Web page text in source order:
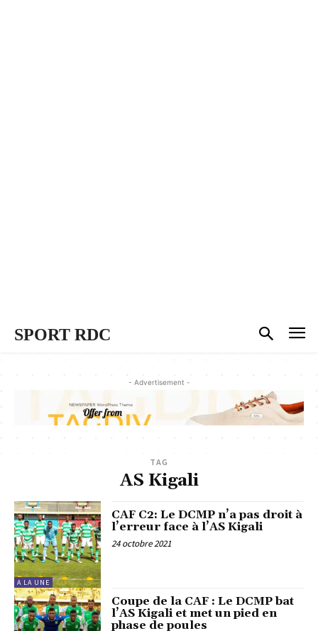
SPORT RDC
- Advertisement -
TAG
AS Kigali
A LA UNE
CAF C2: Le DCMP n’a pas droit à
l’erreur face à l’AS Kigali
24 octobre 2021
Coupe de la CAF : Le DCMP bat
l’AS Kigali et met un pied en
phase de poules